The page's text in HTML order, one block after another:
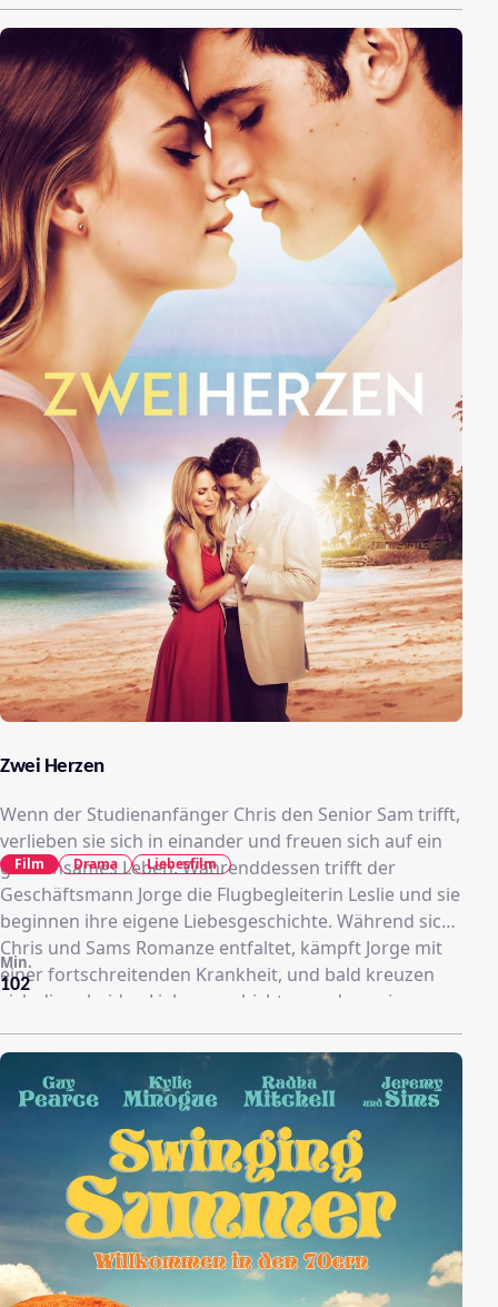
Zwei Herzen
Wenn der Studienanfänger Chris den Senior Sam trifft,
verlieben sie sich in einander und freuen sich auf ein
gemeinsames Leben. Währenddessen trifft der
Geschäftsmann Jorge die Flugbegleiterin Leslie und sie
beginnen ihre eigene Liebesgeschichte. Während sich
Chris und Sams Romanze entfaltet, kämpft Jorge mit
einer fortschreitenden Krankheit, und bald kreuzen
sich diese beiden Liebesgeschichten und erzwingen
schmerzhafte Entscheidungen.
102
Min.
Film Drama Liebesfilm